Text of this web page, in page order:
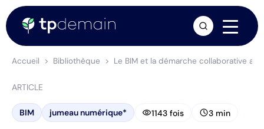
Accueil Bibliothèque Le BIM et la démarche collaborative
ARTICLE
BIM jumeau numérique* visibility1143 fois schedule3 min
arrow_forward